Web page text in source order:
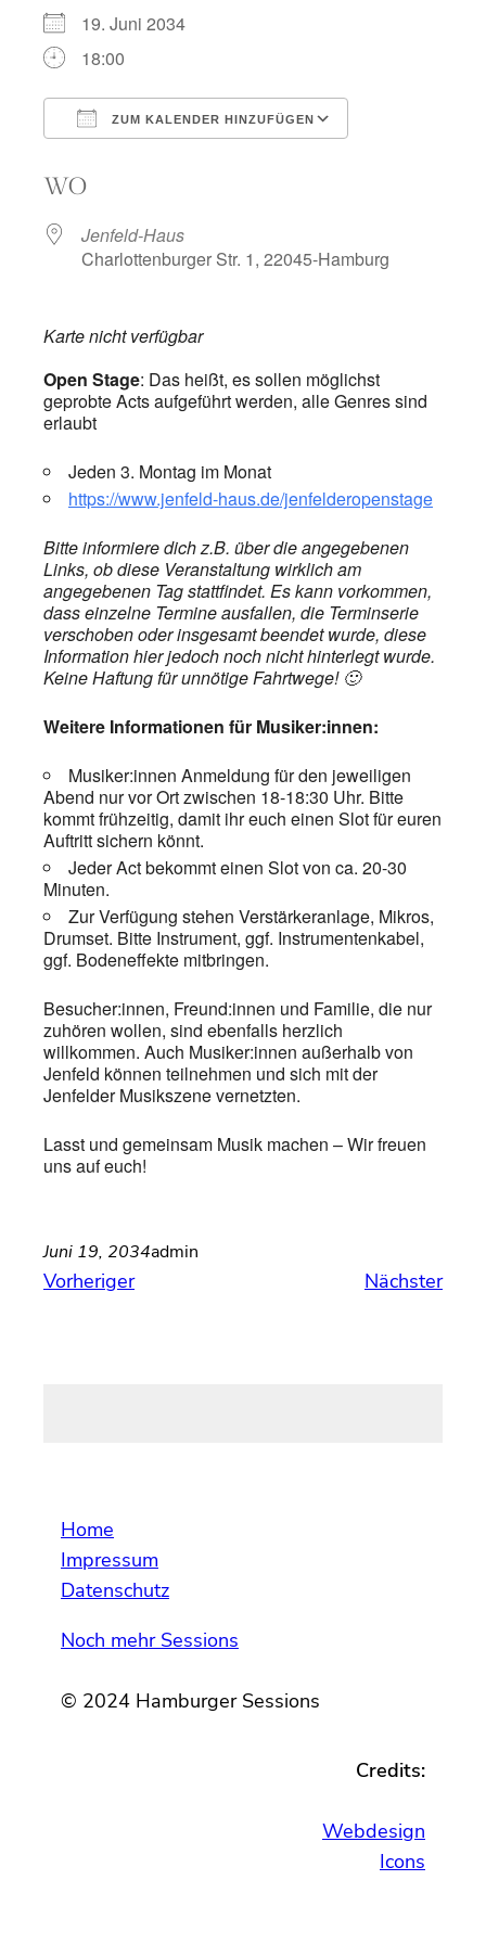
19. Juni 2034
18:00
ZUM KALENDER HINZUFÜGEN
WO
Jenfeld-Haus
Charlottenburger Str. 1, 22045-Hamburg
Karte nicht verfügbar
Open Stage: Das heißt, es sollen möglichst
geprobte Acts aufgeführt werden, alle Genres sind
erlaubt
Jeden 3. Montag im Monat
https://www.jenfeld-haus.de/jenfelderopenstage
Bitte informiere dich z.B. über die angegebenen
Links, ob diese Veranstaltung wirklich am
angegebenen Tag stattfindet. Es kann vorkommen,
dass einzelne Termine ausfallen, die Terminserie
verschoben oder insgesamt beendet wurde, diese
Information hier jedoch noch nicht hinterlegt wurde.
Keine Haftung für unnötige Fahrtwege! 🙂
Weitere Informationen für Musiker:innen:
Musiker:innen Anmeldung für den jeweiligen
Abend nur vor Ort zwischen 18-18:30 Uhr. Bitte
kommt frühzeitig, damit ihr euch einen Slot für euren
Auftritt sichern könnt.
Jeder Act bekommt einen Slot von ca. 20-30
Minuten.
Zur Verfügung stehen Verstärkeranlage, Mikros,
Drumset. Bitte Instrument, ggf. Instrumentenkabel,
ggf. Bodeneffekte mitbringen.
Besucher:innen, Freund:innen und Familie, die nur
zuhören wollen, sind ebenfalls herzlich
willkommen. Auch Musiker:innen außerhalb von
Jenfeld können teilnehmen und sich mit der
Jenfelder Musikszene vernetzten.
Lasst und gemeinsam Musik machen – Wir freuen
uns auf euch!
Juni 19, 2034admin
Vorheriger Nächster
Home
Impressum
Datenschutz
Noch mehr Sessions
© 2024 Hamburger Sessions
Credits:
Webdesign
Icons